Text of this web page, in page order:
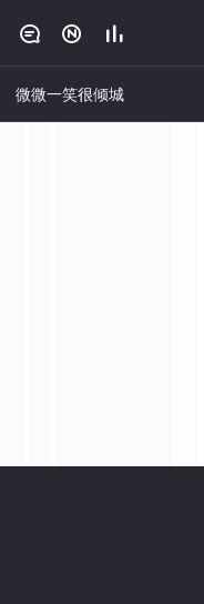
  
微微一笑很倾城